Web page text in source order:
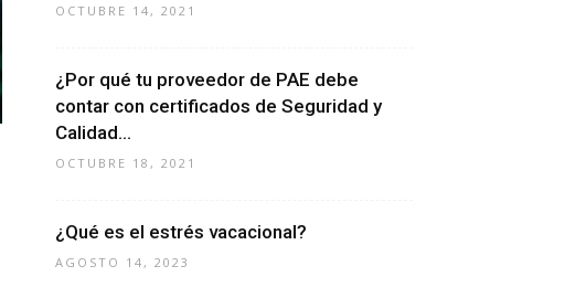
OCTUBRE 14, 2021
¿Por qué tu proveedor de PAE debe
contar con certificados de Seguridad y
Calidad...
OCTUBRE 18, 2021
¿Qué es el estrés vacacional?
AGOSTO 14, 2023